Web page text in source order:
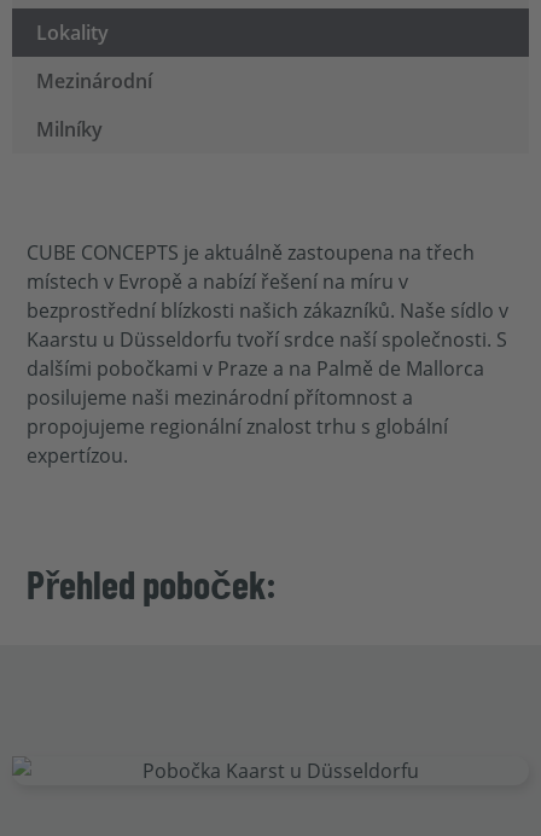
Lokality
Mezinárodní
Milníky
CUBE CONCEPTS je aktuálně zastoupena na třech
místech v Evropě a nabízí řešení na míru v
bezprostřední blízkosti našich zákazníků. Naše sídlo v
Kaarstu u Düsseldorfu tvoří srdce naší společnosti. S
dalšími pobočkami v Praze a na Palmě de Mallorca
posilujeme naši mezinárodní přítomnost a
propojujeme regionální znalost trhu s globální
expertízou.
Přehled poboček: